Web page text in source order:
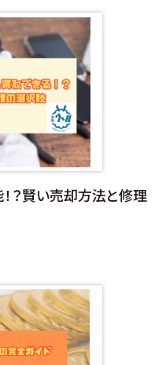
？賢い売却方法と修理